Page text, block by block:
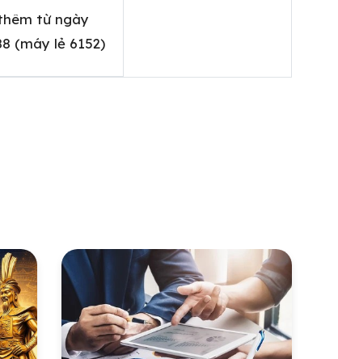
từ ngày
(máy lẻ 6152)